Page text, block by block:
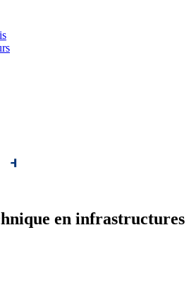
en infrastructures